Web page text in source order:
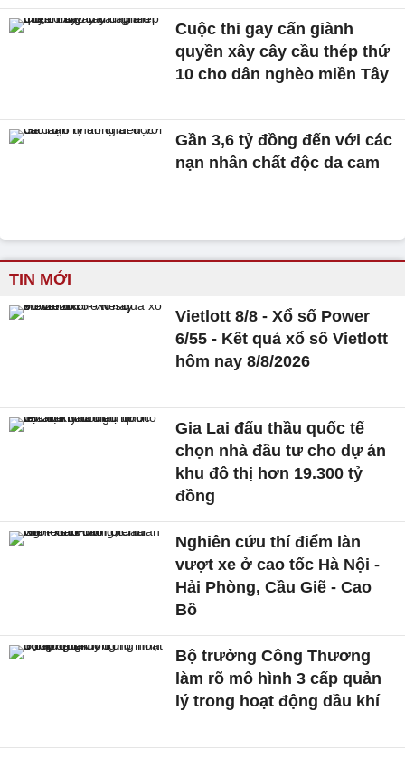
Cuộc thi gay cấn giành
quyền xây cây cầu thép thứ
10 cho dân nghèo miền Tây
Gần 3,6 tỷ đồng đến với các
nạn nhân chất độc da cam
TIN MỚI
Vietlott 8/8 - Xổ số Power
6/55 - Kết quả xổ số Vietlott
hôm nay 8/8/2026
Gia Lai đấu thầu quốc tế
chọn nhà đầu tư cho dự án
khu đô thị hơn 19.300 tỷ
đồng
Nghiên cứu thí điểm làn
vượt xe ở cao tốc Hà Nội -
Hải Phòng, Cầu Giẽ - Cao
Bồ
Bộ trưởng Công Thương
làm rõ mô hình 3 cấp quản
lý trong hoạt động dầu khí